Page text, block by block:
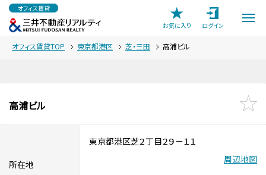
オフィス賃貸
お気に入り
ログイン
オフィス賃貸TOP 東京都港区 芝・三田 高浦ビル
高浦ビル
所在地
東京都港区芝２丁目２９－１１
周辺地図